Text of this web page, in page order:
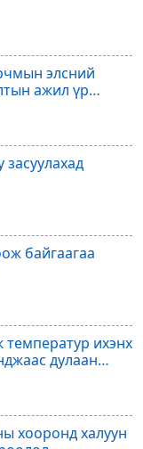
элсний
ажил үр
засуулахад
байгаагаа
ихэнх
дулаан
хооронд халуун